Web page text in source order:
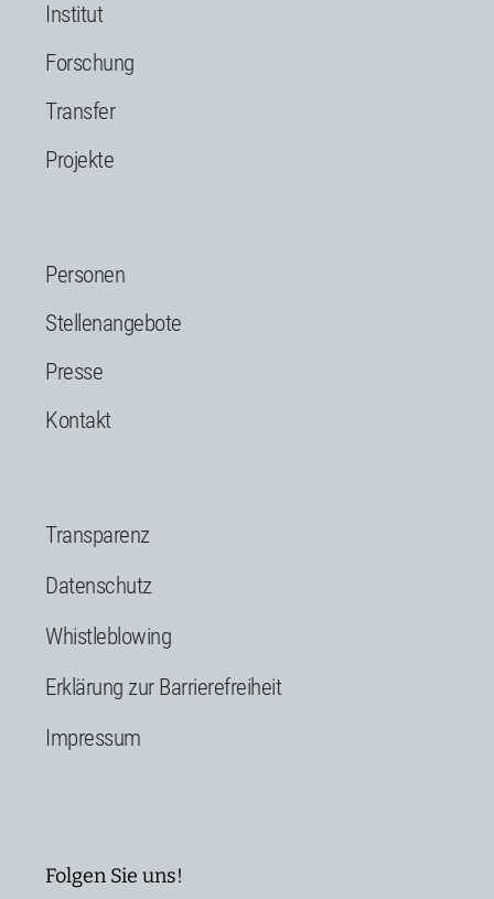
Institut
Forschung
Transfer
Projekte
Personen
Stellenangebote
Presse
Kontakt
Transparenz
Datenschutz
Whistleblowing
Erklärung zur Barrierefreiheit
Impressum
Folgen Sie uns!